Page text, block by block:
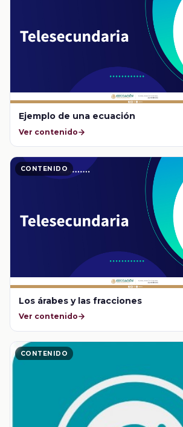
Ejemplo de una ecuación
Ver contenido
CONTENIDO
Los árabes y las fracciones
Ver contenido
CONTENIDO